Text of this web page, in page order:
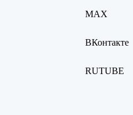
MAX
ВКонтакте
RUTUBE